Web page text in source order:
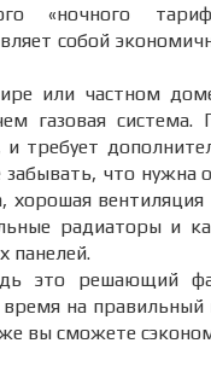
«ночного
собой
или частном
газовая система.
требует
что нужна
радиаторы и
панелей.
это решающий
на
вы сможете